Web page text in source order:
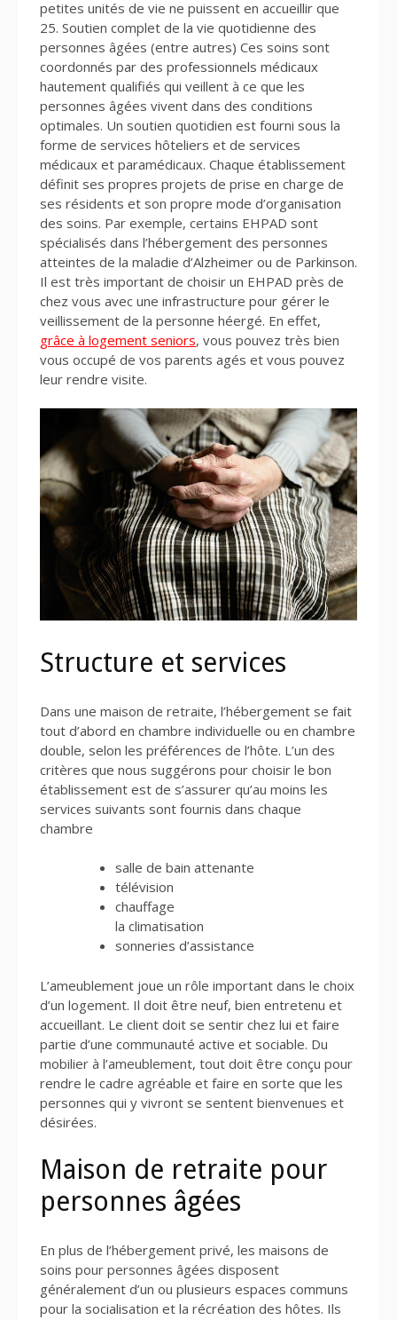
petites unités de vie ne puissent en accueillir que
25. Soutien complet de la vie quotidienne des
personnes âgées (entre autres) Ces soins sont
coordonnés par des professionnels médicaux
hautement qualifiés qui veillent à ce que les
personnes âgées vivent dans des conditions
optimales. Un soutien quotidien est fourni sous la
forme de services hôteliers et de services
médicaux et paramédicaux. Chaque établissement
définit ses propres projets de prise en charge de
ses résidents et son propre mode d’organisation
des soins. Par exemple, certains EHPAD sont
spécialisés dans l’hébergement des personnes
atteintes de la maladie d’Alzheimer ou de Parkinson.
Il est très important de choisir un EHPAD près de
chez vous avec une infrastructure pour gérer le
veillissement de la personne héergé. En effet,
grâce à logement seniors, vous pouvez très bien
vous occupé de vos parents agés et vous pouvez
leur rendre visite.
Structure et services
Dans une maison de retraite, l’hébergement se fait
tout d’abord en chambre individuelle ou en chambre
double, selon les préférences de l’hôte. L’un des
critères que nous suggérons pour choisir le bon
établissement est de s’assurer qu’au moins les
services suivants sont fournis dans chaque
chambre
salle de bain attenante
télévision
chauffage
la climatisation
sonneries d’assistance
L’ameublement joue un rôle important dans le choix
d’un logement. Il doit être neuf, bien entretenu et
accueillant. Le client doit se sentir chez lui et faire
partie d’une communauté active et sociable. Du
mobilier à l’ameublement, tout doit être conçu pour
rendre le cadre agréable et faire en sorte que les
personnes qui y vivront se sentent bienvenues et
désirées.
Maison de retraite pour
personnes âgées
En plus de l’hébergement privé, les maisons de
soins pour personnes âgées disposent
généralement d’un ou plusieurs espaces communs
pour la socialisation et la récréation des hôtes. Ils